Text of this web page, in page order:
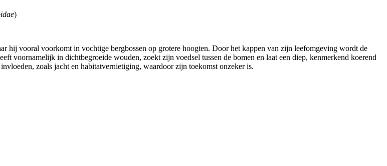
)
hij vooral voorkomt in vochtige bergbossen op grotere hoogten. Door het kappen van zijn leefomgeving wordt de
voornamelijk in dichtbegroeide wouden, zoekt zijn voedsel tussen de bomen en laat een diep, kenmerkend koerend
zoals jacht en habitatvernietiging, waardoor zijn toekomst onzeker is.